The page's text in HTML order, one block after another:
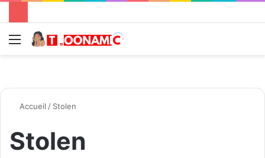
Menu
Accueil / Stolen
Stolen